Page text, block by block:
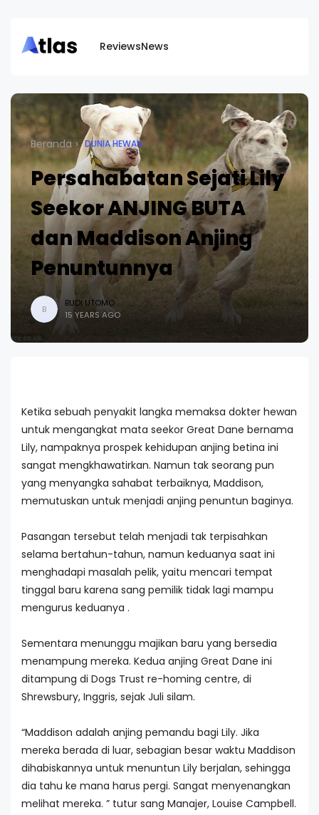
ReviewsNews
Beranda DUNIA HEWAN
Persahabatan Sejati Lily
Seekor ANJING BUTA
dan Maddison Anjing
Penuntunnya
B
BUDI UTOMO
15 YEARS AGO
Ketika sebuah penyakit langka memaksa dokter hewan
untuk mengangkat mata seekor Great Dane bernama
Lily, nampaknya prospek kehidupan anjing betina ini
sangat mengkhawatirkan. Namun tak seorang pun
yang menyangka sahabat terbaiknya, Maddison,
memutuskan untuk menjadi anjing penuntun baginya.
Pasangan tersebut telah menjadi tak terpisahkan
selama bertahun-tahun, namun keduanya saat ini
menghadapi masalah pelik, yaitu mencari tempat
tinggal baru karena sang pemilik tidak lagi mampu
mengurus keduanya .
Sementara menunggu majikan baru yang bersedia
menampung mereka. Kedua anjing Great Dane ini
ditampung di Dogs Trust re-homing centre, di
Shrewsbury, Inggris, sejak Juli silam.
“Maddison adalah anjing pemandu bagi Lily. Jika
mereka berada di luar, sebagian besar waktu Maddison
dihabiskannya untuk menuntun Lily berjalan, sehingga
dia tahu ke mana harus pergi. Sangat menyenangkan
melihat mereka. ” tutur sang Manajer, Louise Campbell.